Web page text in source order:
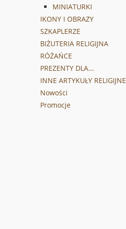
MINIATURKI
IKONY I OBRAZY
SZKAPLERZE
BIŻUTERIA RELIGIJNA
RÓŻAŃCE
PREZENTY DLA...
INNE ARTYKUŁY RELIGIJNE
Nowości
Promocje